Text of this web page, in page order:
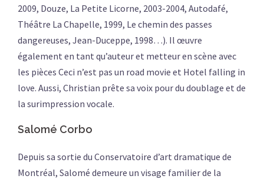
2009, Douze, La Petite Licorne, 2003-2004, Autodafé,
Théâtre La Chapelle, 1999, Le chemin des passes
dangereuses, Jean-Duceppe, 1998…). Il œuvre
également en tant qu’auteur et metteur en scène avec
les pièces Ceci n’est pas un road movie et Hotel falling in
love. Aussi, Christian prête sa voix pour du doublage et de
la surimpression vocale.
Salomé Corbo
Depuis sa sortie du Conservatoire d’art dramatique de
Montréal, Salomé demeure un visage familier de la